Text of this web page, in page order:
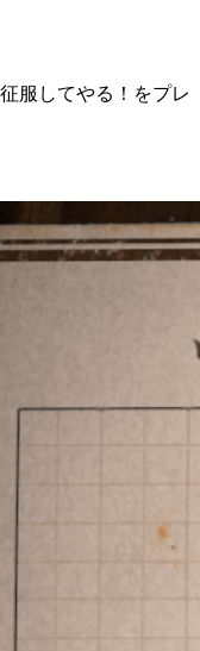
服してやる！をプレ